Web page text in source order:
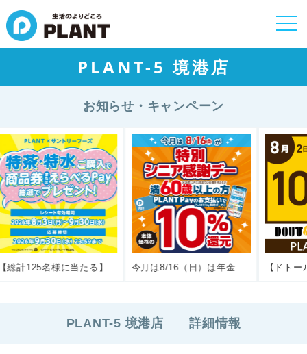
PLANT-5 境港店
お知らせ・キャンペーン
PLANT-5 境港店 詳細情報